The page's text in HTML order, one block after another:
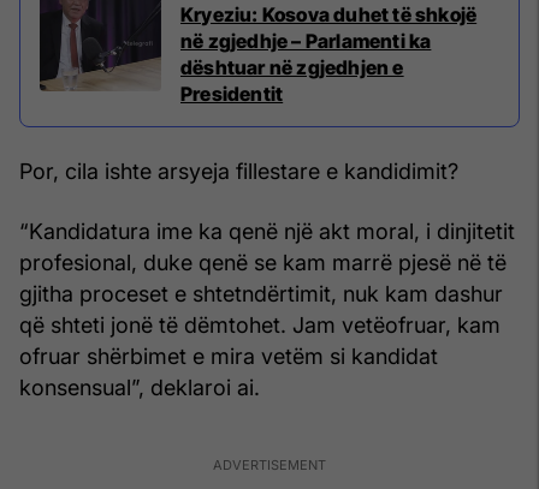
Kryeziu: Kosova duhet të shkojë
në zgjedhje – Parlamenti ka
dështuar në zgjedhjen e
Presidentit
Por, cila ishte arsyeja fillestare e kandidimit?
“Kandidatura ime ka qenë një akt moral, i dinjitetit
profesional, duke qenë se kam marrë pjesë në të
gjitha proceset e shtetndërtimit, nuk kam dashur
që shteti jonë të dëmtohet. Jam vetëofruar, kam
ofruar shërbimet e mira vetëm si kandidat
konsensual”, deklaroi ai.